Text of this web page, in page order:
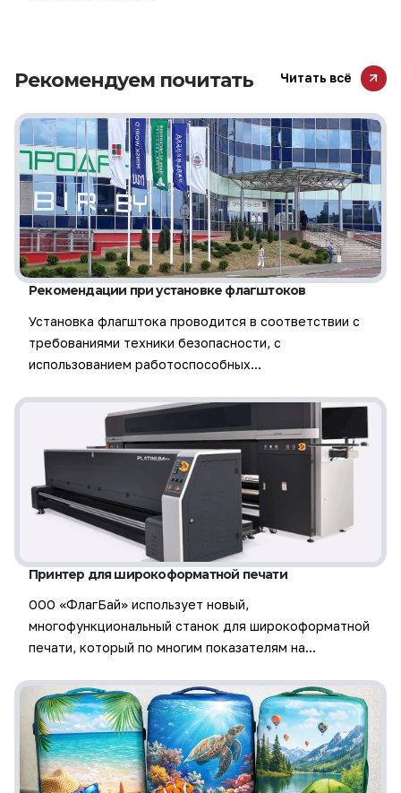
Рекомендуем почитать Читать всё
Рекомендации при установке флагштоков
Установка флагштока проводится в соответствии с
требованиями техники безопасности, с
использованием работоспособных…
Принтер для широкоформатной печати
ООО «ФлагБай» использует новый,
многофункциональный станок для широкоформатной
печати, который по многим показателям на…